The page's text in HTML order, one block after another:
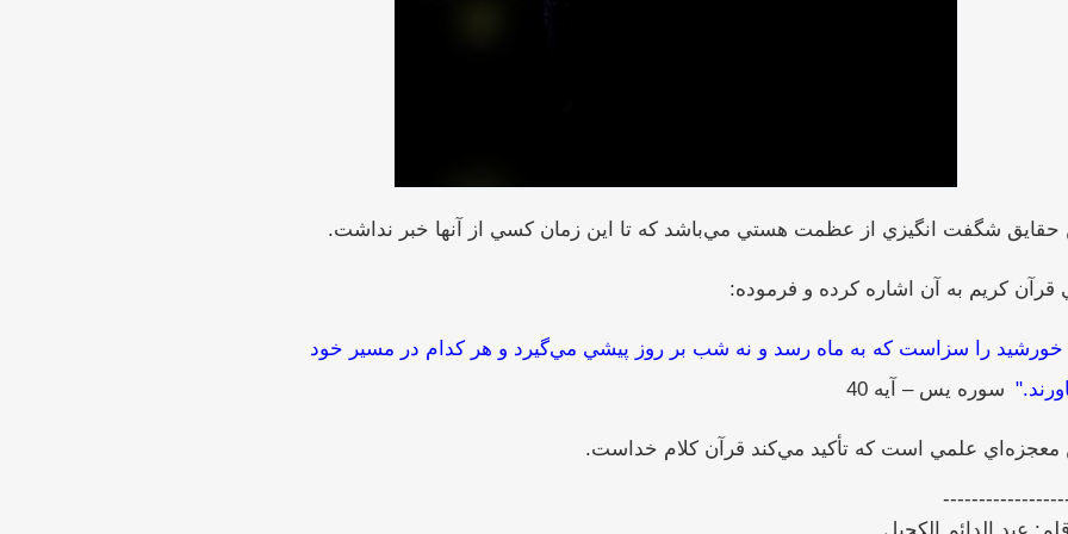
حقايق شگفت انگيزي از عظمت هستي مي‌باشد كه تا اين زمان كسي از آنها خبر نداشت.
قرآن كريم به آن اشاره كرده و فرموده:
خورشيد را سزاست كه به ماه رسد و نه شب بر روز پيشي مي‌گيرد و هر كدام در مسير خود
سوره يس – آيه 40
معجزه‌اي علمي است كه تأكيد مي‌كند قرآن كلام خداست.
عبد الدائم الكحيل